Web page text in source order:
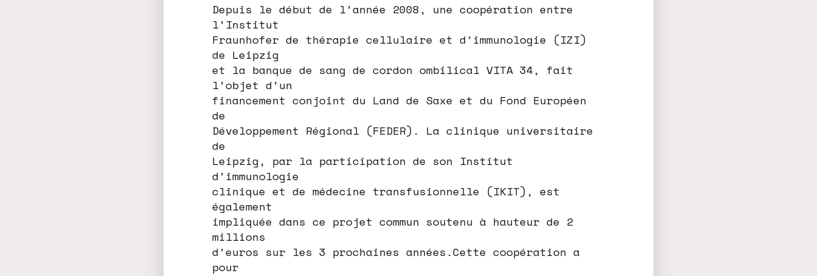
Depuis le début de l’année 2008, une coopération entre
l’Institut
Fraunhofer de thérapie cellulaire et d’immunologie (IZI)
de Leipzig
et la banque de sang de cordon ombilical VITA 34, fait
l’objet d’un
financement conjoint du Land de Saxe et du Fond Européen
de
Développement Régional (FEDER). La clinique universitaire
de
Leipzig, par la participation de son Institut
d’immunologie
clinique et de médecine transfusionnelle (IKIT), est
également
impliquée dans ce projet commun soutenu à hauteur de 2
millions
d’euros sur les 3 prochaines années.Cette coopération a
pour